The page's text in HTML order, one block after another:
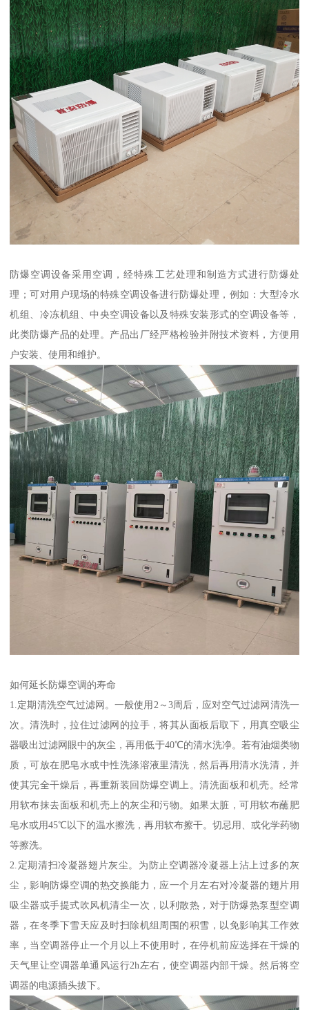
防爆空调设备采用空调，经特殊工艺处理和制造方式进行防爆处
理；可对用户现场的特殊空调设备进行防爆处理，例如：大型冷水
机组、冷冻机组、中央空调设备以及特殊安装形式的空调设备等，
此类防爆产品的处理。产品出厂经严格检验并附技术资料，方便用
户安装、使用和维护。
如何延长防爆空调的寿命
1.定期清洗空气过滤网。一般使用2～3周后，应对空气过滤网清洗一
次。清洗时，拉住过滤网的拉手，将其从面板后取下，用真空吸尘
器吸出过滤网眼中的灰尘，再用低于40℃的清水洗净。若有油烟类物
质，可放在肥皂水或中性洗涤溶液里清洗，然后再用清水洗清，并
使其完全干燥后，再重新装回防爆空调上。清洗面板和机壳。经常
用软布抹去面板和机壳上的灰尘和污物。如果太脏，可用软布蘸肥
皂水或用45℃以下的温水擦洗，再用软布擦干。切忌用、或化学药物
等擦洗。
2.定期清扫冷凝器翅片灰尘。为防止空调器冷凝器上沾上过多的灰
尘，影响防爆空调的热交换能力，应一个月左右对冷凝器的翅片用
吸尘器或手提式吹风机清尘一次，以利散热，对于防爆热泵型空调
器，在冬季下雪天应及时扫除机组周围的积雪，以免影响其工作效
率，当空调器停止一个月以上不使用时，在停机前应选择在干燥的
天气里让空调器单通风运行2h左右，使空调器内部干燥。然后将空
调器的电源插头拔下。